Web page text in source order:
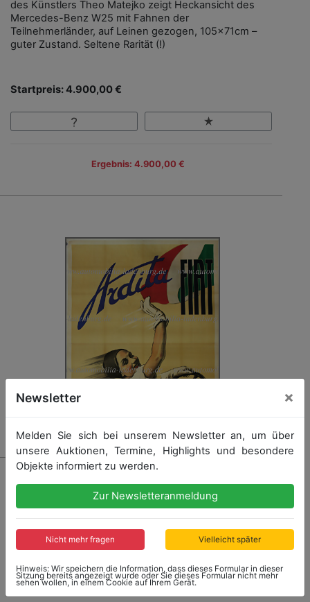
des Künstlers Theo Matejko zeigt Heckansicht des
Mercedes-Benz W25 mit Fahnen der
Teilnehmerländer, auf Leinen gezogen, 105x71cm –
guter Zustand. Seltene Rarität (!)
Startpreis: 4.900,00 €
Ergebnis: 4.900,00 €
5006
Original Werbeplakat Ardita Fiat (1933) entworfen von
Alberto Bianchi, Darstellung einer winkenden Frau
beim Schulterblick am Lenkrad, auf Leinen gezogen u.
besonders großes Format 275,5x196cm – sehr guter
Zustand
Startpreis: 5.800,00 €
Newsletter ×
Melden Sie sich bei unserem Newsletter an, um über
unsere Auktionen, Termine, Highlights und besondere
Objekte informiert zu werden.
Zur Newsletteranmeldung
Nicht mehr fragen Vielleicht später
Hinweis: Wir speichern die Information, dass dieses Formular in dieser
Sitzung bereits angezeigt wurde oder Sie dieses Formular nicht mehr
sehen wollen, in einem Cookie auf Ihrem Gerät.